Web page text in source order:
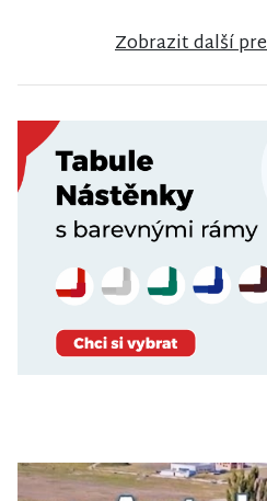
Zobrazit další